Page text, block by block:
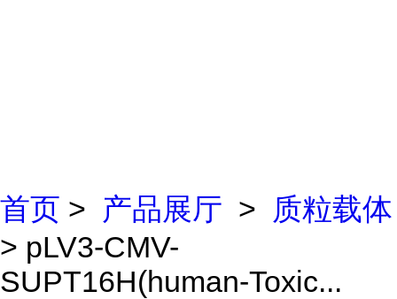
首页 > 产品展厅 >
质粒载体
> pLV3-CMV-
SUPT16H(human-Toxic...